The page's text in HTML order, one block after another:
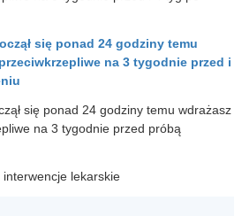
się ponad 24 godziny temu
na 3 tygodnie przed i
się ponad 24 godziny temu wdrażasz
na 3 tygodnie przed próbą
lekarskie